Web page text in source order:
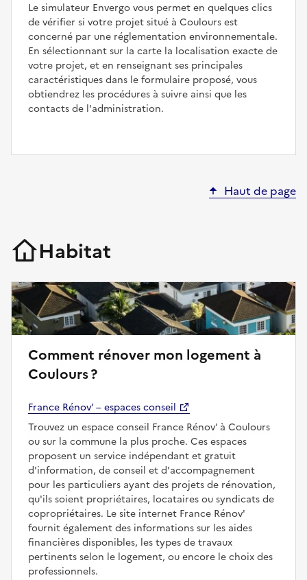
Le simulateur Envergo vous permet en quelques clics
de vérifier si votre projet situé à Coulours est
concerné par une réglementation environnementale.
En sélectionnant sur la carte la localisation exacte de
votre projet, et en renseignant ses principales
caractéristiques dans le formulaire proposé, vous
obtiendrez les procédures à suivre ainsi que les
contacts de l'administration.
Haut de page
Habitat
Comment rénover mon logement à
Coulours ?
France Rénov’ – espaces conseil
Trouvez un espace conseil France Rénov’ à Coulours
ou sur la commune la plus proche. Ces espaces
proposent un service indépendant et gratuit
d'information, de conseil et d'accompagnement
pour les particuliers ayant des projets de rénovation,
qu'ils soient propriétaires, locataires ou syndicats de
copropriétaires. Le site internet France Rénov'
fournit également des informations sur les aides
financières disponibles, les types de travaux
pertinents selon le logement, ou encore le choix des
professionnels.